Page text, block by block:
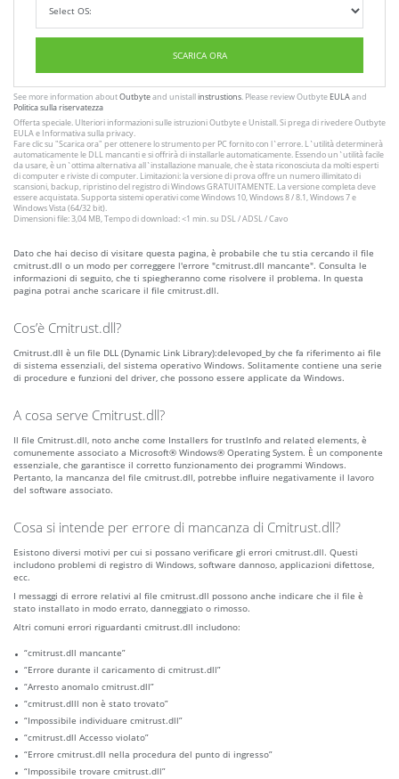
SCARICA ORA
See more information aboutOutbyteand unistallinstrustions. Please review Outbyte EULAand
Politica sulla riservatezza
Offerta speciale. Ulteriori informazioni sulle istruzioniOutbytee Unistall. Si prega di rivedere Outbyte
EULAe Informativa sulla privacy.
Fare clic su "Scarica ora" per ottenere lo strumento per PC fornito con l`errore. L`utilità determinerà
automaticamente le DLL mancanti e si offrirà di installarle automaticamente. Essendo un`utilità facile
da usare, è un`ottima alternativa all`installazione manuale, che è stata riconosciuta da molti esperti
di computer e riviste di computer. Limitazioni: la versione di prova offre un numero illimitato di
scansioni, backup, ripristino del registro di Windows GRATUITAMENTE. La versione completa deve
essere acquistata. Supporta sistemi operativi come Windows 10, Windows 8 / 8.1, Windows 7 e
Windows Vista (64/32 bit).
Dimensioni file: 3,04 MB, Tempo di download: <1 min. su DSL / ADSL / Cavo
Dato che hai deciso di visitare questa pagina, è probabile che tu stia cercando il file
cmitrust.dll o un modo per correggere l'errore "cmitrust.dll mancante". Consulta le
informazioni di seguito, che ti spiegheranno come risolvere il problema. In questa
pagina potrai anche scaricare il file cmitrust.dll.
Cos’è Cmitrust.dll?
Cmitrust.dll è un file DLL (Dynamic Link Library):delevoped_by che fa riferimento ai file
di sistema essenziali, del sistema operativo Windows. Solitamente contiene una serie
di procedure e funzioni del driver, che possono essere applicate da Windows.
A cosa serve Cmitrust.dll?
Il file Cmitrust.dll, noto anche come Installers for trustInfo and related elements, è
comunemente associato a Microsoft® Windows® Operating System. È un componente
essenziale, che garantisce il corretto funzionamento dei programmi Windows.
Pertanto, la mancanza del file cmitrust.dll, potrebbe influire negativamente il lavoro
del software associato.
Cosa si intende per errore di mancanza di Cmitrust.dll?
Esistono diversi motivi per cui si possano verificare gli errori cmitrust.dll. Questi
includono problemi di registro di Windows, software dannoso, applicazioni difettose,
ecc.
I messaggi di errore relativi al file cmitrust.dll possono anche indicare che il file è
stato installato in modo errato, danneggiato o rimosso.
Altri comuni errori riguardanti cmitrust.dll includono:
“cmitrust.dll mancante”
“Errore durante il caricamento di cmitrust.dll”
“Arresto anomalo cmitrust.dll”
“cmitrust.dlll non è stato trovato”
“Impossibile individuare cmitrust.dll”
“cmitrust.dll Accesso violato”
“Errore cmitrust.dll nella procedura del punto di ingresso”
“Impossibile trovare cmitrust.dll”